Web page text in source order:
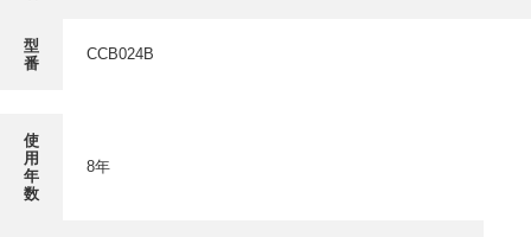
型
番
CCB024B
使
用
年
数
8年